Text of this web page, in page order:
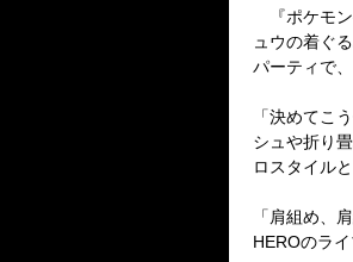
『ポケモン
ュウの着ぐ
パーティで
「決めてこ
シュや折り
ロスタイル
「肩組め、
HEROのラ